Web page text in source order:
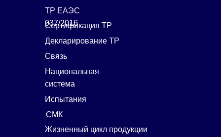
ТР ЕАЭС
037/2016
Сертификация ТР
Декларирование ТР
Связь
Национальная
система
СМК
Испытания
Жизненный цикл продукции